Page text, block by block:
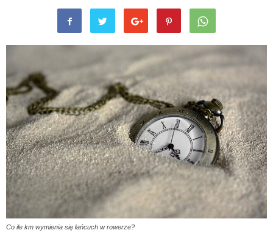
Co ile km wymienia się łańcuch w rowerze?